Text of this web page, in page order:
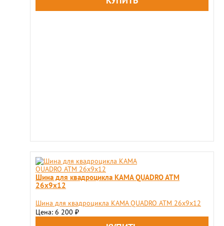
Шина для квадроцикла KAMA QUADRO ATM
26х9х12
Шина для квадроцикла KAMA QUADRO ATM 26х9х12
Цена: 6 200 ₽